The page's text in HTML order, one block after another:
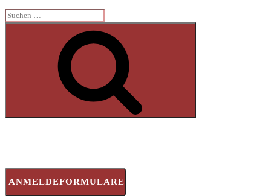
Suchen
nach:
ANMELDEFORMULARE